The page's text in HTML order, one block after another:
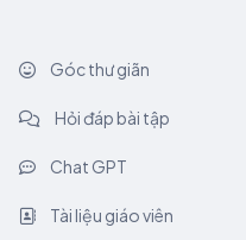
Góc thư giãn
Hỏi đáp bài tập
Chat GPT
Tài liệu giáo viên